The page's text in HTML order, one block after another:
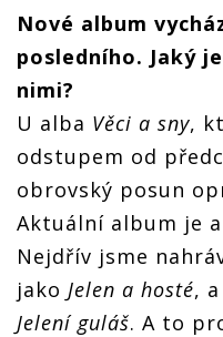
(Jelen):
o novém
albu mluví
jako o
tour de
Nahrávání
s
Hradišťanem
bylo
zážitkem
(Jelen):
Manželka
o novém
tour de
hroby.
bylo
zážitkem
Nové album
posledního. Jaký
nimi?
U alba Věci a sny,
odstupem od
obrovský posun
Aktuální album je
Nejdřív jsme
jako Jelen a hosté,
Jelení guláš. A to